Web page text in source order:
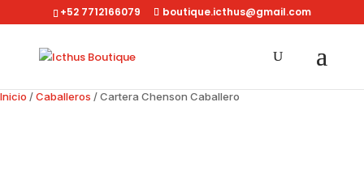
+52 7712166079 boutique.icthus@gmail.com
Inicio /Caballeros / Cartera Chenson Caballero